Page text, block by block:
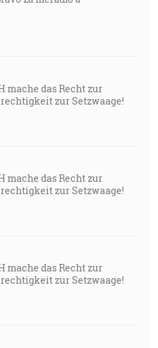
mache das Recht zur
zur Setzwaage!
mache das Recht zur
zur Setzwaage!
mache das Recht zur
zur Setzwaage!